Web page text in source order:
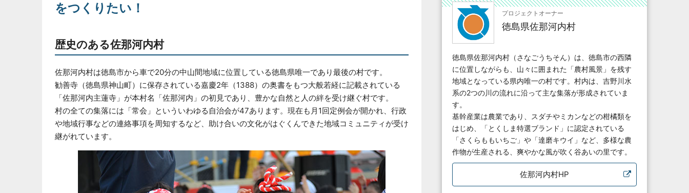
プロジェクトオーナー
徳島県佐那河内村
徳島県佐那河内村（さなごうちそん）は、徳島市の西隣
に位置しながらも、山々に囲まれた「農村風景」を残す
地域となっている県内唯一の村です。村内は、吉野川水
系の2つの川の流れに沿って主な集落が形成されていま
す。
基幹産業は農業であり、スダチやミカンなどの柑橘類を
はじめ、「とくしま特選ブランド」に認定されている
「さくらももいちご」や「達磨キウイ」など、多様な農
作物が生産される、爽やかな風が吹く谷あいの里です。
佐那河内村HP
をつくりたい！
歴史のある佐那河内村
佐那河内村は徳島市から車で20分の中山間地域に位置している徳島県唯一であり最後の村です。
勧善寺（徳島県神山町）に保存されている嘉慶2年（1388）の奥書をもつ⼤般若経に記載されている
「佐那河内主蓮寺」が本村名「佐那河内」の初⾒であり、豊かな⾃然と⼈の絆を受け継ぐ村です。
村の全ての集落には「常会」といういわゆる自治会が47あります。現在も月1回定例会が開かれ、行政
や地域行事などの連絡事項を周知するなど、助け合いの文化がはぐくんできた地域コミュニティが受け
継がれています。